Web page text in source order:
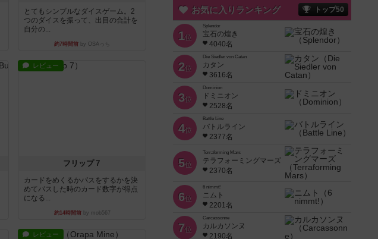
とてもシンプルなダイスゲーム。2
つのダイスを振って、出目の合計を
自分の...
約7時間前 by OSAっち
レビュー
フリップ７
カードをめくるかパスをするかを決
めてパスした時のカード数字が得点
になる...
約14時間前by mob567
レビュー
お気に入りランキング トップ50
1位
Splendor
宝石の煌き
4040名
2位
Die Siedler von Catan
カタン
3616名
3位
Dominion
ドミニオン
2528名
4位
Battle Line
バトルライン
2377名
5位
Terraforming Mars
テラフォーミングマーズ
2370名
6位
6 nimmt!
ニムト
2201名
7位
Carcassonne
カルカソンヌ
2190名